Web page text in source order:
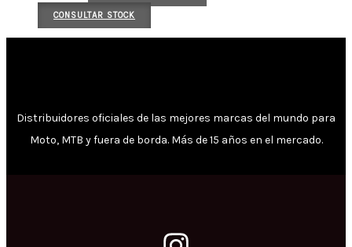
CONSULTAR STOCK
Distribuidores oficiales de las mejores marcas del mundo para
Moto, MTB y fuera de borda. Más de 15 años en el mercado.